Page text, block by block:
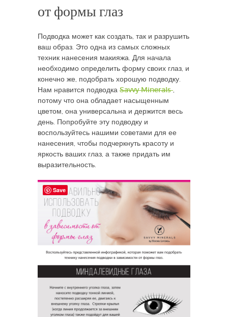
от формы глаз
Подводка может как создать, так и разрушить
ваш образ. Это одна из самых сложных
техник нанесения макияжа. Для начала
необходимо определить форму своих глаз, и
конечно же, подобрать хорошую подводку.
Нам нравится подводка Savvy Minerals ,
потому что она обладает насыщенным
цветом, она универсальна и держится весь
день. Попробуйте эту подводку и
воспользуйтесь нашими советами для ее
нанесения, чтобы подчеркнуть красоту и
яркость ваших глаз, а также придать им
выразительность.
Save